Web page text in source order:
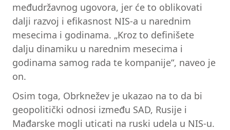
međudržavnog ugovora, jer će to oblikovati
dalji razvoj i efikasnost NIS-a u narednim
mesecima i godinama. „Kroz to definišete
dalju dinamiku u narednim mesecima i
godinama samog rada te kompanije“, naveo je
on.
Osim toga, Obrknežev je ukazao na to da bi
geopolitički odnosi između SAD, Rusije i
Mađarske mogli uticati na ruski udela u NIS-u.